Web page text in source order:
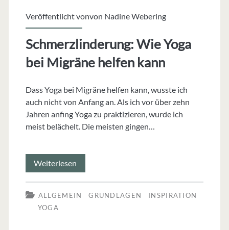
Veröffentlicht vonvon Nadine Webering
Schmerzlinderung: Wie Yoga
bei Migräne helfen kann
Dass Yoga bei Migräne helfen kann, wusste ich
auch nicht von Anfang an. Als ich vor über zehn
Jahren anfing Yoga zu praktizieren, wurde ich
meist belächelt. Die meisten gingen…
Weiterlesen
Wie
Yoga
ALLGEMEIN GRUNDLAGEN
INSPIRATION
YOGA